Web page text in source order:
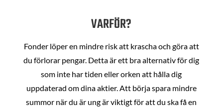
VARFÖR?
Fonder löper en mindre risk att krascha och göra att
du förlorar pengar. Detta är ett bra alternativ för dig
som inte har tiden eller orken att hålla dig
uppdaterad om dina aktier. Att börja spara mindre
summor när du är ung är viktigt för att du ska få en